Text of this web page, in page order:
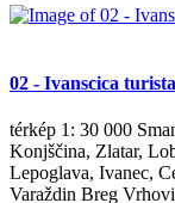
02 - Ivanscica
térkép 1: 30 000
Konjščina, Zlatar,
Lepoglava, Ivanec,
Varaždin Breg